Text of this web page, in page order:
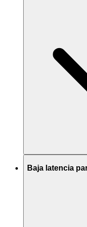
Baja latencia